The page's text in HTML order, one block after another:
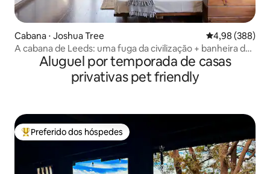
Cabana ⋅ Joshua Tree 4,98 de uma
4,98 (388)
A cabana de Leeds: uma fuga da civilização + banheira de
hidromassagem
Aluguel por temporada de casas
privativas pet friendly
Entre os melhores preferidos dos hóspedes
Preferido dos hóspedes